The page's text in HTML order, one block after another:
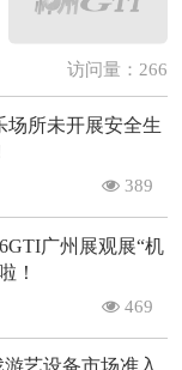
访问量：266
场所未开展安全生
389
广州展观展“机
！
469
艺设备市场准入